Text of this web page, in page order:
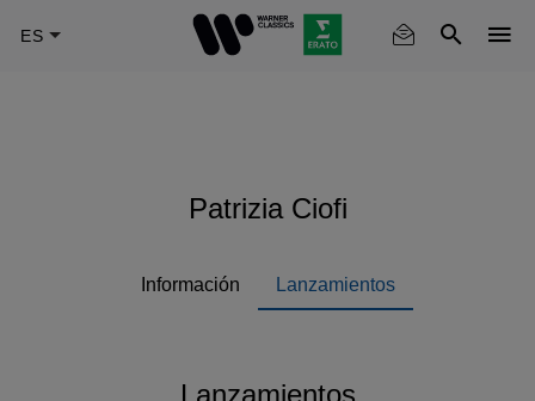
Patrizia Ciofi
Información Lanzamientos
Lanzamientos